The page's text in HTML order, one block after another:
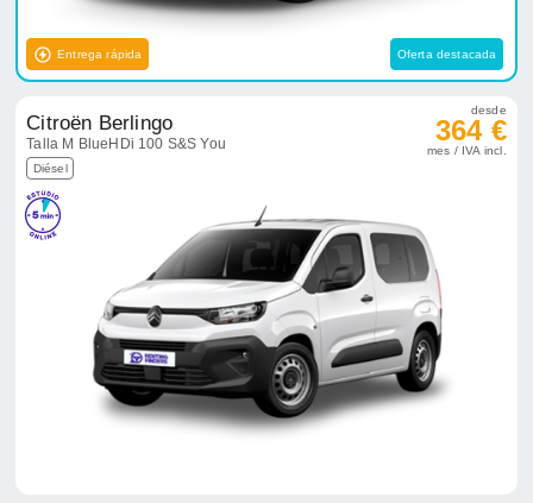
Entrega rápida Oferta destacada
Citroën Berlingo
Talla M BlueHDi 100 S&S You
Diésel
desde
364 €
mes / IVA incl.